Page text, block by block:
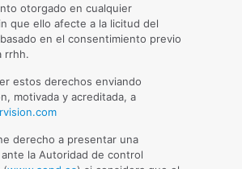
otorgado en cualquier
que ello afecte a la licitud del
en el consentimiento previo
rrhh.
estos derechos enviando
motivada y acreditada, a
derecho a presentar una
ante la Autoridad de control